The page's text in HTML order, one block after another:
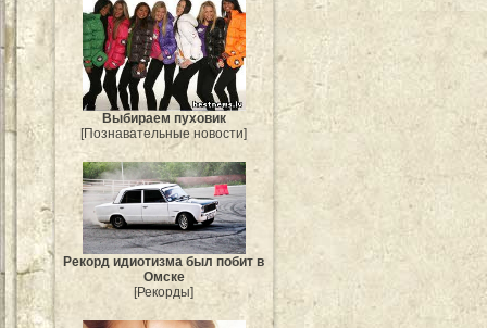
Выбираем пуховик
[Познавательные новости]
Рекорд идиотизма был побит в
Омске
[Рекорды]